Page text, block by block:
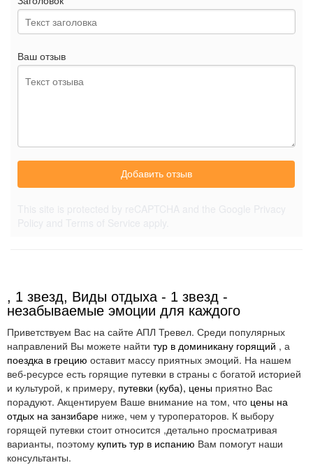
Ваш отзыв
Добавить отзыв
, 1 звезд, Виды отдыха - 1 звезд -
незабываемые эмоции для каждого
Приветствуем Вас на сайте АПЛ Тревел. Среди популярных
направлений Вы можете найти тур в доминикану горящий , а
поездка в грецию оставит массу приятных эмоций. На нашем
веб-ресурсе есть горящие путевки в страны с богатой историей
и культурой, к примеру, путевки (куба), цены приятно Вас
порадуют. Акцентируем Ваше внимание на том, что цены на
отдых на занзибаре ниже, чем у туроператоров. К выбору
горящей путевки стоит относится ,детально просматривая
варианты, поэтому купить тур в испанию Вам помогут наши
консультанты.